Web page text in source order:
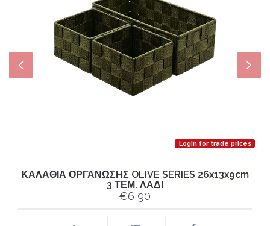
Login for trade prices
ΚΑΛΑΘΙΑ ΟΡΓΑΝΩΣΗΣ OLIVE SERIES 26x13x9cm
3 ΤΕΜ. ΛΑΔΙ
€6,90